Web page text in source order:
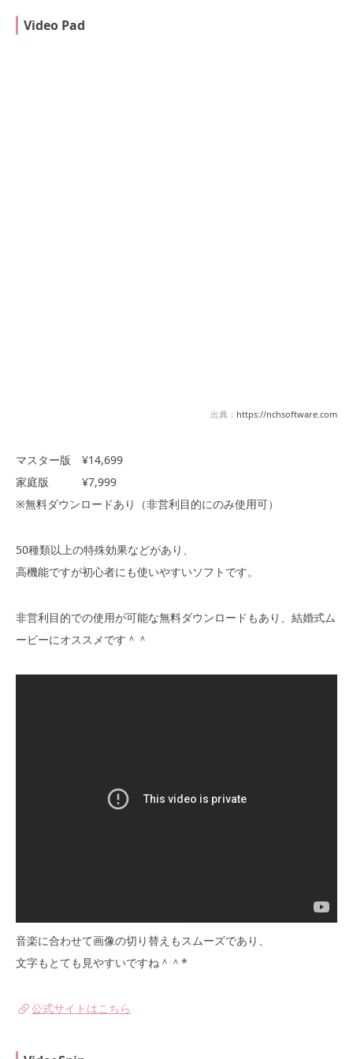
Video Pad
出典： https://nchsoftware.com
マスター版 ¥14,699
家庭版 ¥7,999
※無料ダウンロードあり（非営利目的にのみ使用可）
50種類以上の特殊効果などがあり、
高機能ですが初心者にも使いやすいソフトです。
非営利目的での使用が可能な無料ダウンロードもあり、結婚式ム
ービーにオススメです＾＾
音楽に合わせて画像の切り替えもスムーズであり、
文字もとても見やすいですね＾＾*
公式サイトはこちら